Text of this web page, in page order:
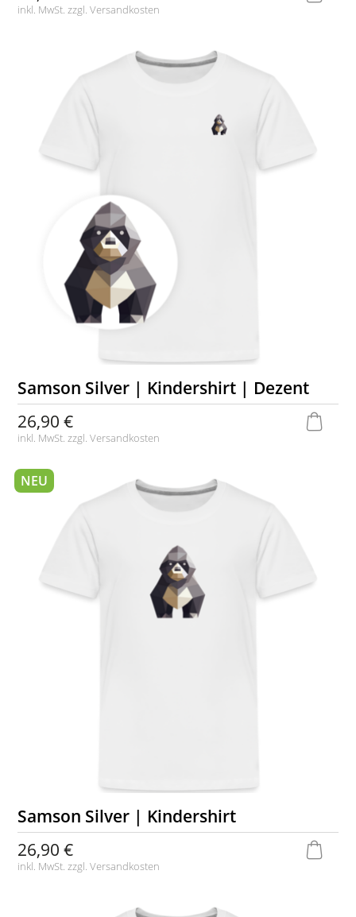
inkl. MwSt. zzgl.Versandkosten
Samson Silver | Kindershirt | Dezent
26,90 €
inkl. MwSt. zzgl.Versandkosten
Samson Silver | Kindershirt
26,90 €
inkl. MwSt. zzgl.Versandkosten
NEU